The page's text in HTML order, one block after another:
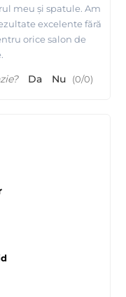
meu și spatule. Am
excelente fără
orice salon de
Da Nu (0/0)